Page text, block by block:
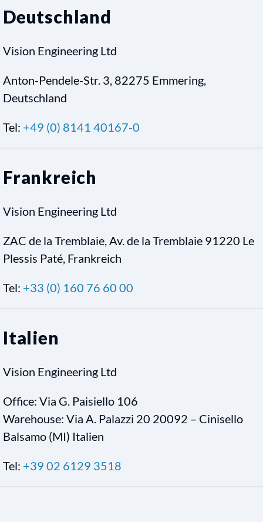
Deutschland
Vision Engineering Ltd
Anton-Pendele-Str. 3, 82275 Emmering,
Deutschland
Tel: +49 (0) 8141 40167-0
Frankreich
Vision Engineering Ltd
ZAC de la Tremblaie, Av. de la Tremblaie 91220 Le
Plessis Paté, Frankreich
Tel: +33 (0) 160 76 60 00
Italien
Vision Engineering Ltd
Office: Via G. Paisiello 106
Warehouse: Via A. Palazzi 20 20092 – Cinisello
Balsamo (MI) Italien
Tel: +39 02 6129 3518